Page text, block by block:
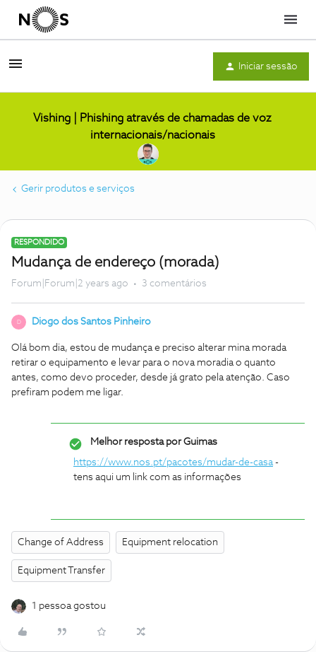
Menu
Iniciar sessão
Vishing | Phishing através de chamadas de voz
internacionais/nacionais
Gerir produtos e serviços
RESPONDIDO
Mudança de endereço (morada)
Forum|Forum|2 years ago 3 comentários
D Diogo dos Santos Pinheiro
Olá bom dia, estou de mudança e preciso alterar mina morada
retirar o equipamento e levar para o nova moradia o quanto
antes, como devo proceder, desde já grato pela atenção. Caso
prefiram podem me ligar.
Melhor resposta porGuimas
https://www.nos.pt/pacotes/mudar-de-casa-
tens aqui um link com as informações
Change of Address Equipment relocation
Equipment Transfer
1 pessoa gostou